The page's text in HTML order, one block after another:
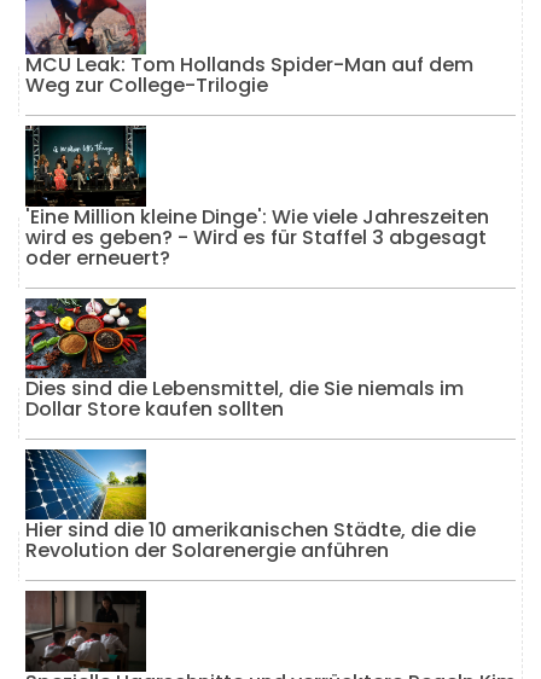
MCU Leak: Tom Hollands Spider-Man auf dem
Weg zur College-Trilogie
'Eine Million kleine Dinge': Wie viele Jahreszeiten
wird es geben? - Wird es für Staffel 3 abgesagt
oder erneuert?
Dies sind die Lebensmittel, die Sie niemals im
Dollar Store kaufen sollten
Hier sind die 10 amerikanischen Städte, die die
Revolution der Solarenergie anführen